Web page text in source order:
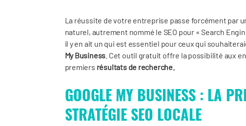
La réussite de votre entreprise passe forcément par
naturel, autrement nommé le SEO pour « Search
il y en ait un qui est essentiel pour ceux qui
My Business . Cet outil gratuit offre la possibilité aux
premiers résultats de recherche.
GOOGLE MY BUSINESS : LA
STRATÉGIE SEO LOCALE